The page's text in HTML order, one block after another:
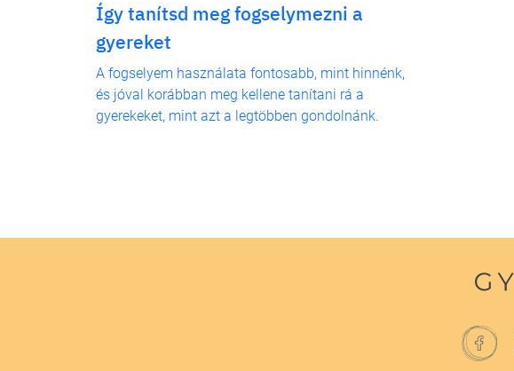
Így tanítsd meg fogselymezni a
gyereket
A fogselyem használata fontosabb, mint hinnénk,
és jóval korábban meg kellene tanítani rá a
gyerekeket, mint azt a legtöbben gondolnánk.